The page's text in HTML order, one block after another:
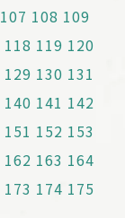
107 108 109
118 119 120
129 130 131
140 141 142
151 152 153
162 163 164
173 174 175